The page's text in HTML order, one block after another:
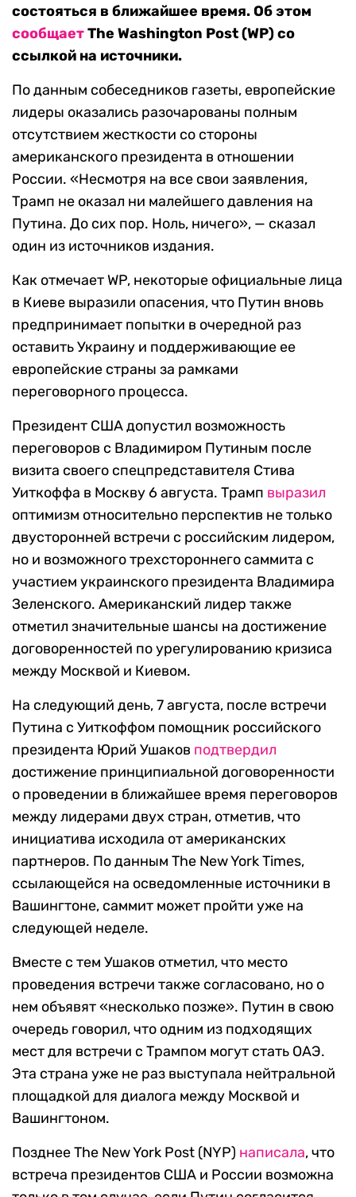
состояться в ближайшее время. Об этом
сообщаетThe Washington Post (WP) со
ссылкой на источники.
По данным собеседников газеты, европейские
лидеры оказались разочарованы полным
отсутствием жесткости со стороны
американского президента в отношении
России. «Несмотря на все свои заявления,
Трамп не оказал ни малейшего давления на
Путина. До сих пор. Ноль, ничего», — сказал
один из источников издания.
Как отмечает WP, некоторые официальные лица
в Киеве выразили опасения, что Путин вновь
предпринимает попытки в очередной раз
оставить Украину и поддерживающие ее
европейские страны за рамками
переговорного процесса.
Президент США допустил возможность
переговоров с Владимиром Путиным после
визита своего спецпредставителя Стива
Уиткоффа в Москву 6 августа. Трамп выразил
оптимизм относительно перспектив не только
двусторонней встречи с российским лидером,
но и возможного трехстороннего саммита с
участием украинского президента Владимира
Зеленского. Американский лидер также
отметил значительные шансы на достижение
договоренностей по урегулированию кризиса
между Москвой и Киевом.
На следующий день, 7 августа, после встречи
Путина с Уиткоффом помощник российского
президента Юрий Ушаков подтвердил
достижение принципиальной договоренности
о проведении в ближайшее время переговоров
между лидерами двух стран, отметив, что
инициатива исходила от американских
партнеров. По данным The New York Times,
ссылающейся на осведомленные источники в
Вашингтоне, саммит может пройти уже на
следующей неделе.
Вместе с тем Ушаков отметил, что место
проведения встречи также согласовано, но о
нем объявят «несколько позже». Путин в свою
очередь говорил, что одним из подходящих
мест для встречи с Трампом могут стать ОАЭ.
Эта страна уже не раз выступала нейтральной
площадкой для диалога между Москвой и
Вашингтоном.
Позднее The New York Post (NYP) написала, что
встреча президентов США и России возможна